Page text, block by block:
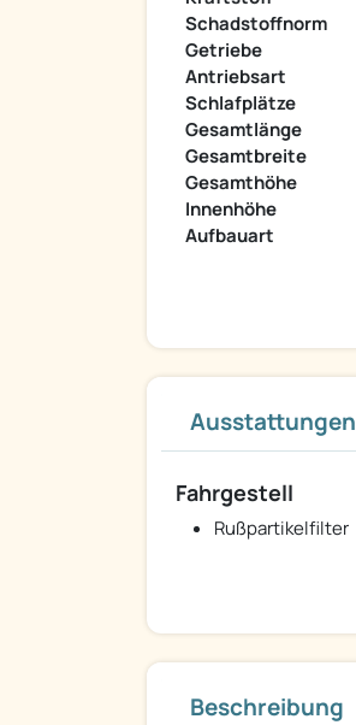
Schadstoffnorm
Getriebe
Antriebsart
Schlafplätze
Gesamtlänge
Gesamtbreite
Gesamthöhe
Innenhöhe
Aufbauart
Ausstattungen
Fahrgestell
Rußpartikelfilter
Beschreibung